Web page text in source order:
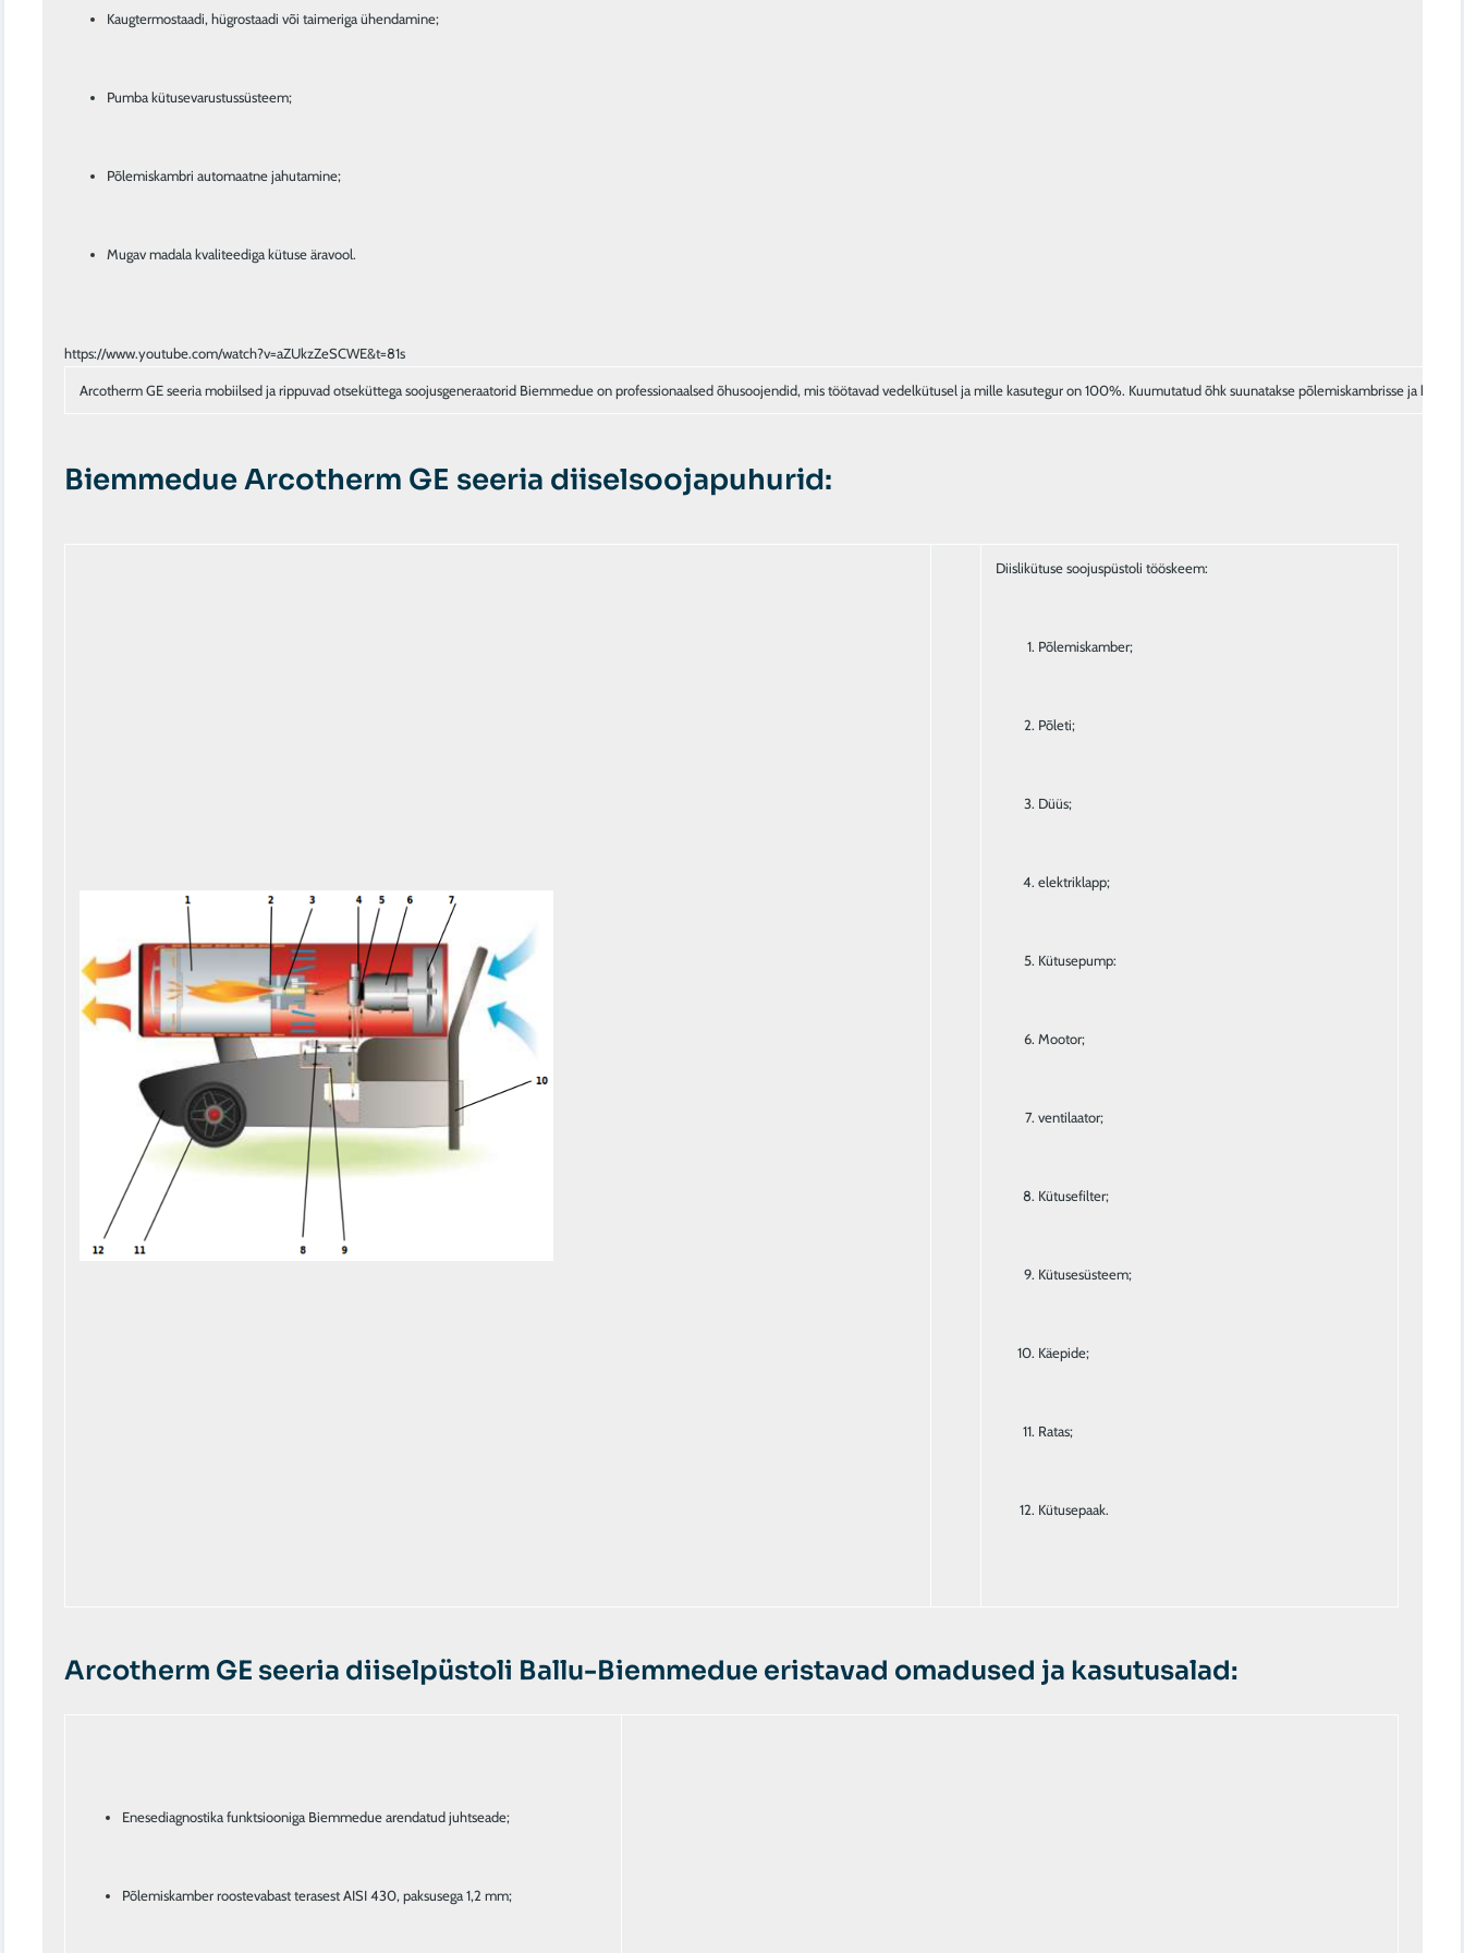
Kaugtermostaadi, hügrostaadi või taimeriga ühendamine;
Pumba kütusevarustussüsteem;
Põlemiskambri automaatne jahutamine;
Mugav madala kvaliteediga kütuse äravool.
Arcotherm GE seeria mobiilsed ja rippuvad otseküttega soojusgeneraatorid Biemmedue on professionaalsed õhusoojendid, mis töötavad vedelkütusel ja mille kasutegur on 100%. Kuumutatud õhk suunatakse põlemiskambrisse ja
Põlemiskamber;
Põleti;
Düüs;
elektriklapp;
Kütusepump:
Mootor;
ventilaator;
Kütusefilter;
Kütusesüsteem;
Käepide;
Ratas;
Kütusepaak.
Arcotherm GE seeria diiselpüstoli Ballu-Biemmedue eristavad omadused ja kasutusalad:
Enesediagnostika funktsiooniga Biemmedue arendatud juhtseade;
Põlemiskamber roostevabast terasest AISI 430, paksusega 1,2 mm;